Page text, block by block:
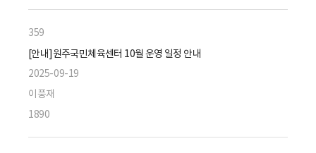
359
[안내]원주국민체육센터 10월 운영 일정 안내
2025-09-19
이풍재
1890